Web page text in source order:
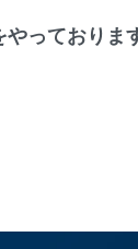
っており